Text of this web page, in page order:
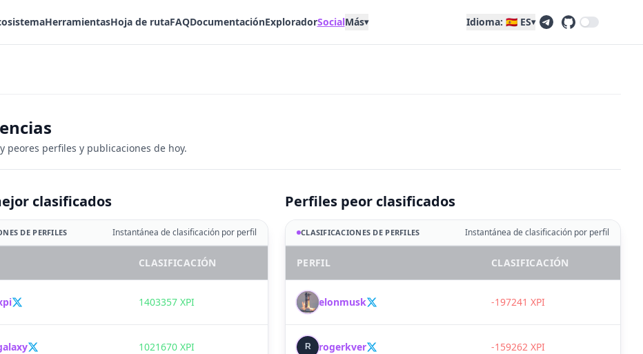
HerramientasHoja de rutaFAQDocumentaciónExploradorSocialMás▾ Idioma: 🇪🇸 ES▾
peores perfiles y publicaciones de hoy.
clasificados
DE PERFILES Instantánea de clasificación por perfil
CLASIFICACIÓN
1403357 XPI
1021670 XPI
Perfiles peor clasificados
CLASIFICACIONES DE PERFILES Instantánea de clasificación por perfil
PERFIL CLASIFICACIÓN
E elonmusk -197241 XPI
R rogerkver -159262 XPI